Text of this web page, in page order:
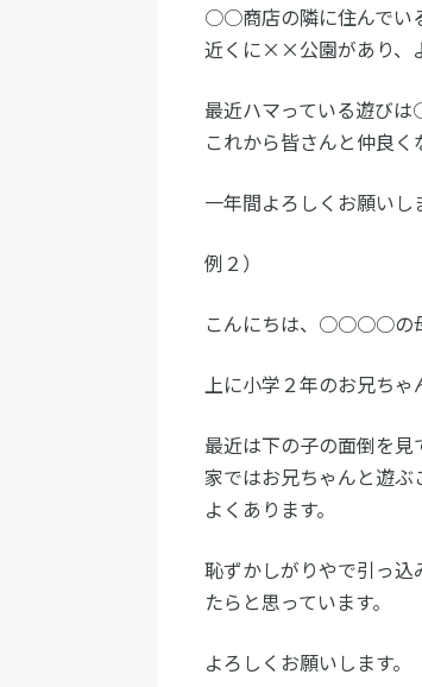
○○商店の隣に住んでい
近くに××公園があり、
最近ハマっている遊び
これから皆さんと仲良く
一年間よろしくお願いし
例２）
こんにちは、○○○○の母
上に小学２年のお兄ちゃ
最近は下の子の面倒を見
家ではお兄ちゃんと遊
よくあります。
恥ずかしがりやで引っ
たらと思っています。
よろしくお願いします。